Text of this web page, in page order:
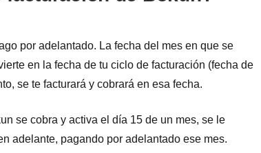
por adelantado. La fecha del mes en que se
en la fecha de tu ciclo de facturación (fecha de
se te facturará y cobrará en esa fecha.
se cobra y activa el día 15 de un mes, se le
adelante, pagando por adelantado ese mes.